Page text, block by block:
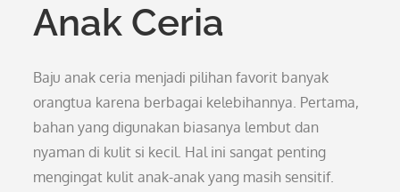
Anak Ceria
Baju anak ceria menjadi pilihan favorit banyak
orangtua karena berbagai kelebihannya. Pertama,
bahan yang digunakan biasanya lembut dan
nyaman di kulit si kecil. Hal ini sangat penting
mengingat kulit anak-anak yang masih sensitif.